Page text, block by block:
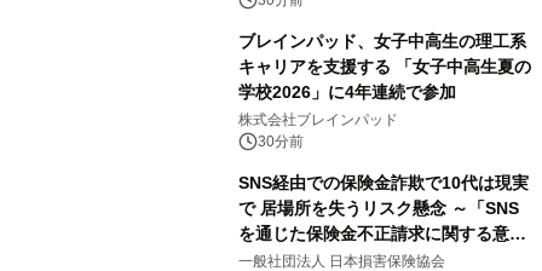
ブレインパッド、女子中高生の理工系
キャリアを支援する 「女子中高生夏の
学校2026」に4年連続で参加
株式会社ブレインパッド
30分前
SNS経由での保険金詐欺で10代は現実
で 居場所を失うリスク懸念 ～「SNS
を通じた保険金不正請求に関する意識
調査」を実施、 認知度の低さも浮き彫
一般社団法人 日本損害保険協会